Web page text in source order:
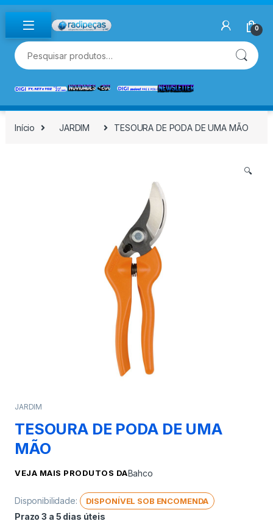
Skip to navigation
Skip to content
0
Pesquisar por:
Início JARDIM TESOURA DE PODA DE UMA MÃO
🔍
JARDIM
TESOURA DE PODA DE UMA
MÃO
VEJA MAIS PRODUTOS DABahco
Disponibilidade: DISPONÍVEL SOB ENCOMENDA
Prazo 3 a 5 dias úteis